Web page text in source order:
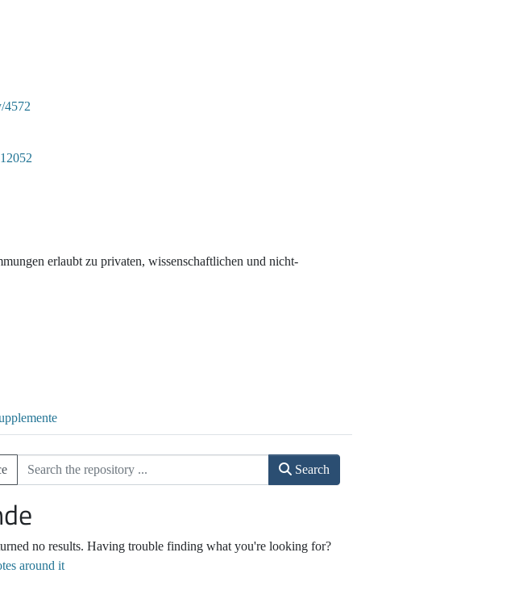
4572
erlaubt zu privaten, wissenschaftlichen und nicht-
Search
no results. Having trouble finding what you're looking for?
around it